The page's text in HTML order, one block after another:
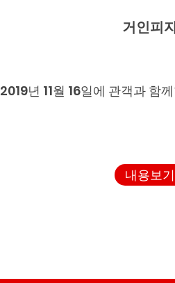
거인피
2019년 11월 16일에 관객과 함
내용보기